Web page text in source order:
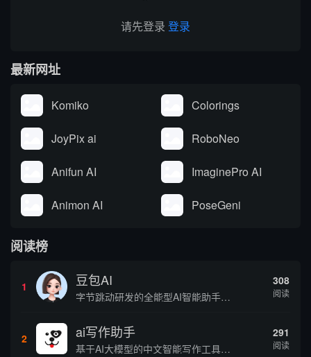
请先登录 登录
最新网址
Komiko Colorings
JoyPix ai RoboNeo
Anifun AI ImaginePro AI
Animon AI PoseGeni
阅读榜
1 豆包AI
字节跳动研发的全能型AI智能助手，提供智能对话、知识问答、内容创作、学习办公等一站式AI服务
308
阅读
2 ai写作助手
基于AI大模型的中文智能写作工具，面向学生、自媒体、职场人士提供一站式文本创作服务 核心定位 AI写作助手是依托人工智能技术打造的创作辅助平台，专注中文文本生成与优化，帮助用户快速完成各类文案、文章、论文等内容创作，提升写作效率 核心功能 ...
291
阅读